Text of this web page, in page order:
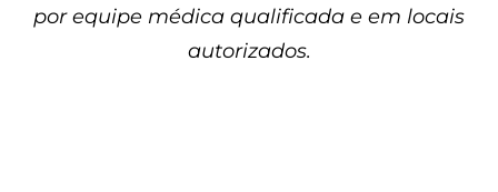
por equipe médica qualificada e em locais
autorizados.